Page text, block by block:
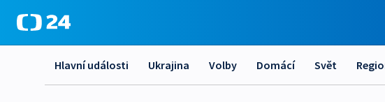
Hlavní události Ukrajina Volby Domácí Svět